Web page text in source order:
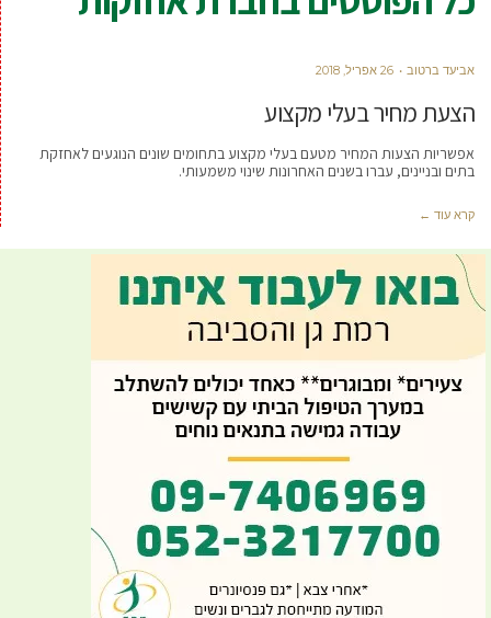
אביעד ברטוב 26 אפריל, 2018
הצעת מחיר בעלי מקצוע
אפשריות הצעות המחיר מטעם בעלי מקצוע בתחומים שונים הנוגעים לאחזקת
בתים ובניינים, עברו בשנים האחרונות שינוי משמעותי.
קרא עוד ←